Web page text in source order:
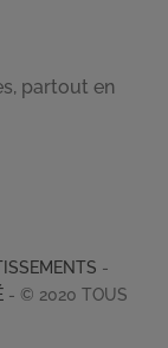
partout en
-
- © 2020 TOUS